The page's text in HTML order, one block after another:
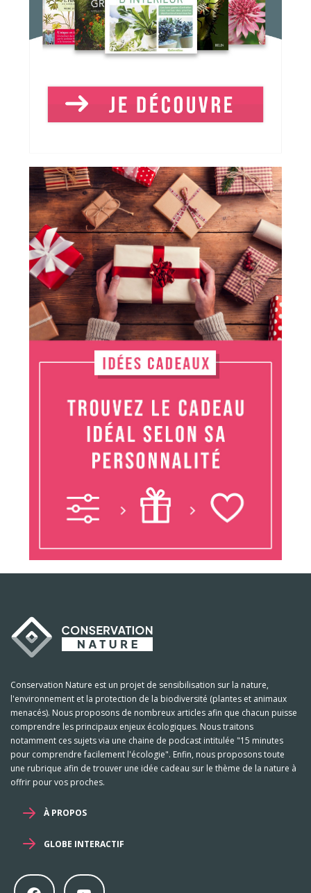
Conservation Nature est un projet de sensibilisation sur la nature,
l'environnement et la protection de la biodiversité (plantes et animaux
menacés). Nous proposons de nombreux articles afin que chacun puisse
comprendre les principaux enjeux écologiques. Nous traitons
notamment ces sujets via une chaine de podcast intitulée "15 minutes
pour comprendre facilement l'écologie". Enfin, nous proposons toute
une rubrique afin de trouver une idée cadeau sur le thème de la nature à
offrir pour vos proches.
À PROPOS
GLOBE INTERACTIF